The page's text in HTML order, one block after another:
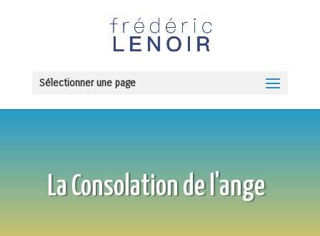
Sélectionner une page
La Consolation de l'ange